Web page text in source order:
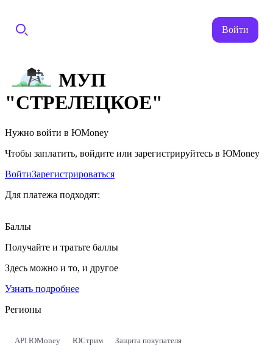
Войти
МУП
"СТРЕЛЕЦКОЕ"
Нужно войти в ЮMoney
Чтобы заплатить, войдите или зарегистрируйтесь в ЮMoney
ВойтиЗарегистрироваться
Для платежа подходят:
Баллы
Получайте и тратьте баллы
Здесь можно и то, и другое
Узнать подробнее
Регионы
API ЮMoney ЮСтрим Защита покупателя